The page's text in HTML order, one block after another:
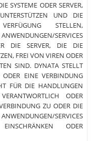
SYSTEME ODER SERVER,
UND DIE
STELLEN,
SERVICES
DIE SERVER, DIE DIE
FREI VON VIREN ODER
SIND. DYNATA STELLT
EINE VERBINDUNG
FÜR DIE HANDLUNGEN
ODER
ZU ODER DIE
SERVICES
ODER